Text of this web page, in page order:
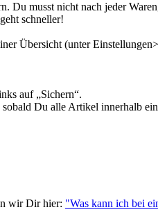
Du musst nicht nach jeder
schneller!
Übersicht (unter
auf „Sichern“.
Du alle Artikel innerhalb
wir Dir hier: "Was kann ich bei